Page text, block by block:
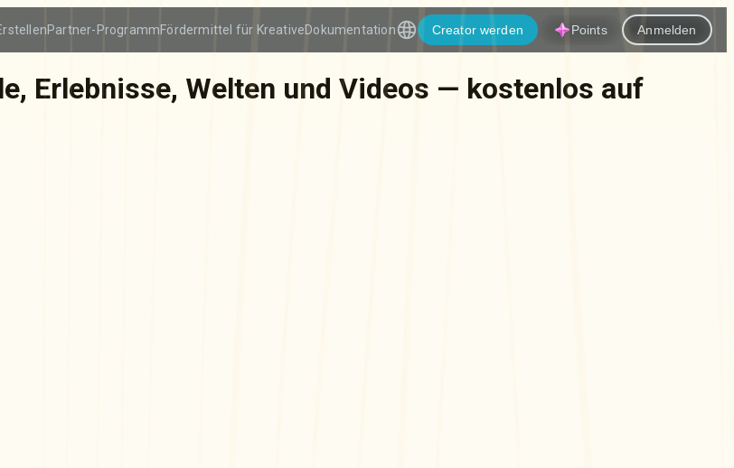
Partner-ProgrammFördermittel für KreativeDokumentation Creator werden Points Anmelden
Erlebnisse, Welten und Videos — kostenlos auf